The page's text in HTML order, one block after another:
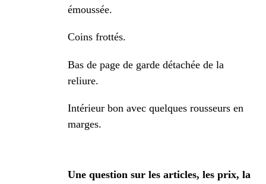
émoussée.
Coins frottés.
Bas de page de garde détachée de la
reliure.
Intérieur bon avec quelques rousseurs en
marges.
Une question sur les articles, les prix, la